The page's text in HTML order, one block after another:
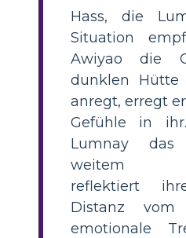
Hass, die
Situation
Awiyao die
dunklen Hütte
anregt, erregt
Gefühle in
Lumnay
weitem
reflektiert
Distanz
emotionale